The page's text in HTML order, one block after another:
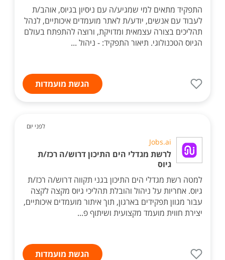
התפקיד מתאים למי שמגיע/ה עם ניסיון בגיוס, אוהב/ת
לעבוד עם אנשים, יודע/ת לאתר מועמדים איכותיים, לנהל
תהליכים בצורה עצמאית ומדויקת, ורוצה להתפתח בעולם
הגיוס הטכנולוגי. תיאור התפקיד: - ניהול ...
הגשת מועמדות
לפני יום
Jobs.ai
לרשת מגדלי הים התיכון דרוש/ה רכז/ת
גיוס
למטה רשת מגדלי הים התיכון בגני תקווה דרוש/ה רכז/ת
גיוס. אחריות על ניהול והובלת תהליכי גיוס מקצה לקצה
עבור מגוון תפקידים בארגון, תוך איתור מועמדים איכותיים,
יצירת חווית מועמד מקצועית ושיתוף פ...
הגשת מועמדות